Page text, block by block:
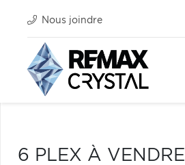
Nous joindre
6 PLEX À VENDRE